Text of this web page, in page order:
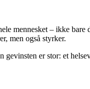
mennesket – ikke
men også styrker.
er stor: et